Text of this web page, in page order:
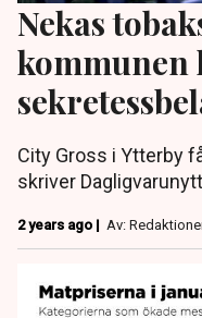
Nekas
kommunen
City Gross i Ytterby
skriver
2 years ago | Av: